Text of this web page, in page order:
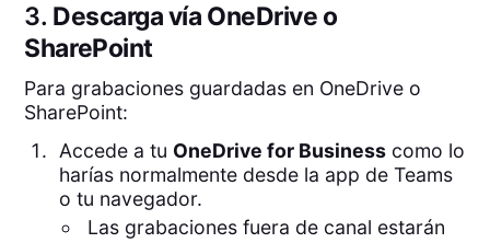
3. Descarga vía OneDrive o
SharePoint
Para grabaciones guardadas en OneDrive o
SharePoint:
Accede a tu OneDrive for Businesscomo lo
harías normalmente desde la app de Teams
o tu navegador.
Las grabaciones fuera de canal estarán